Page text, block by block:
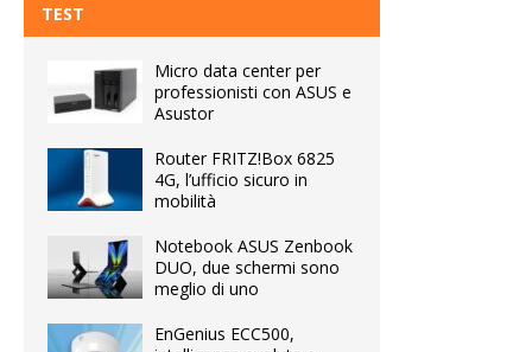
TEST
Micro data center per
professionisti con ASUS e
Asustor
Router FRITZ!Box 6825
4G, l’ufficio sicuro in
mobilità
Notebook ASUS Zenbook
DUO, due schermi sono
meglio di uno
EnGenius ECC500,